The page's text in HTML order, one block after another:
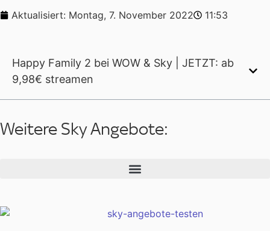
Aktualisiert: Montag, 7. November 2022 11:53
Happy Family 2 bei WOW & Sky | JETZT: ab
9,98€ streamen
Weitere Sky Angebote: